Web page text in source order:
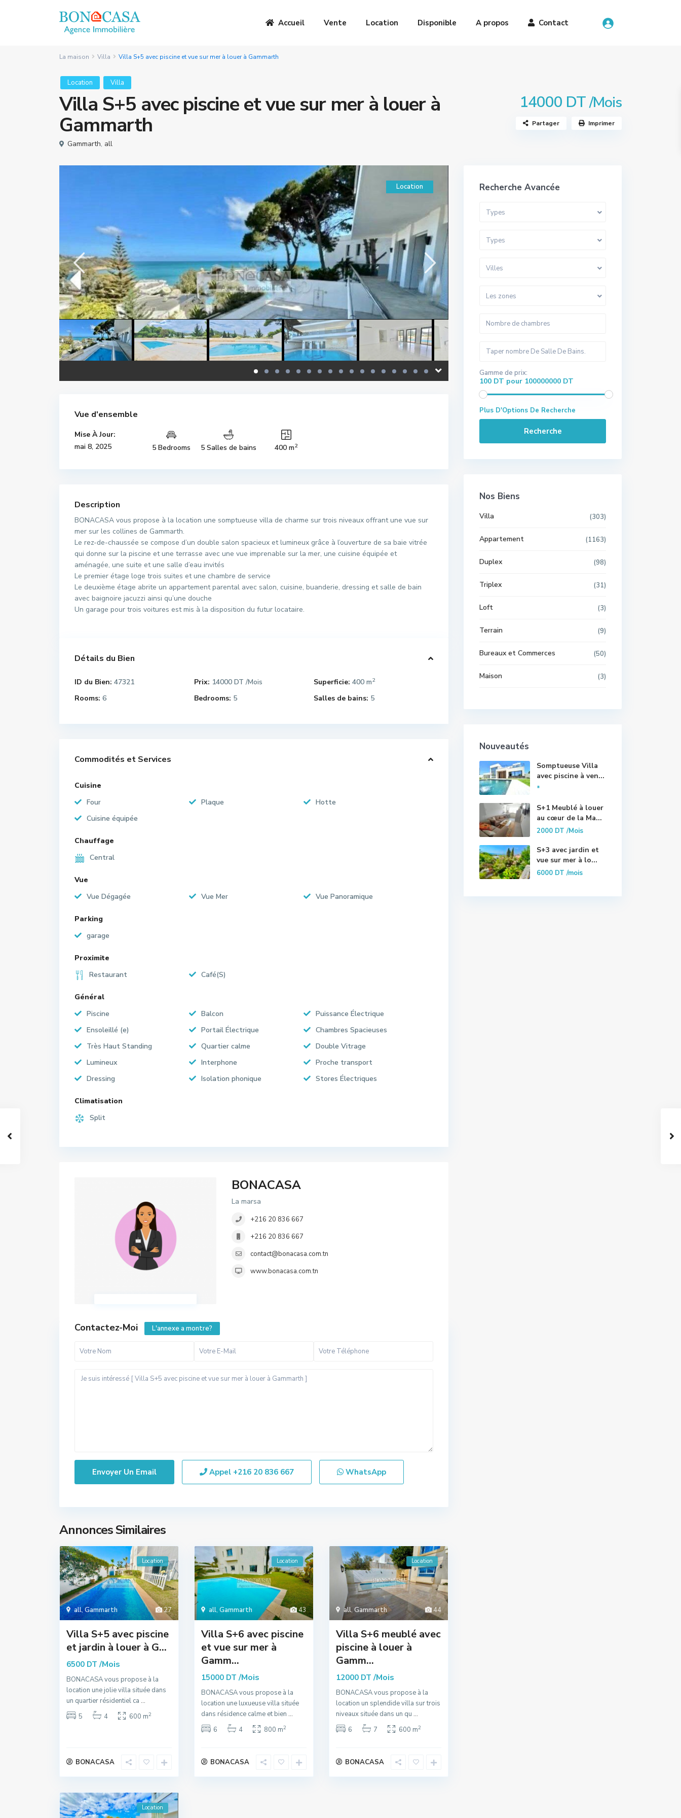
Accueil Vente Location Disponible A propos Contact
La maison Villa Villa S+5 avec piscine et vue sur mer à louer à Gammarth
Location Villa
Villa S+5 avec piscine et vue sur mer à louer à
Gammarth
14000 DT/Mois
Gammarth, all
Partager Imprimer
Location
Vue d'ensemble
Mise À Jour:
mai 8, 2025
5 Bedrooms 5 Salles de bains 400 m2
Description
BONACASA vous propose à la location une somptueuse villa de charme sur trois niveaux offrant une vue sur
mer sur les collines de Gammarth.
Le rez-de-chaussée se compose d’un double salon spacieux et lumineux grâce à l’ouverture de sa baie vitrée
qui donne sur la piscine et une terrasse avec une vue imprenable sur la mer, une cuisine équipée et
aménagée, une suite et une salle d’eau invités
Le premier étage loge trois suites et une chambre de service
Le deuxième étage abrite un appartement parental avec salon, cuisine, buanderie, dressing et salle de bain
avec baignoire jacuzzi ainsi qu’une douche
Un garage pour trois voitures est mis à la disposition du futur locataire.
Détails du Bien
ID du Bien: 47321 Prix: 14000 DT /Mois Superficie: 400 m2
Rooms: 6 Bedrooms: 5 Salles de bains: 5
Commodités et Services
Cuisine
Four
Plaque
Hotte
Cuisine équipée
Chauffage
Central
Vue
Vue Dégagée
Vue Mer Vue Panoramique
Parking
garage
Proximite
Restaurant
Café(S)
Général
Piscine
Balcon
Puissance Électrique
Ensoleillé (e)
Portail Électrique
Chambres Spacieuses
Très Haut Standing
Quartier calme
Double Vitrage
Lumineux
Interphone
Proche transport
Dressing
Isolation phonique Stores Électriques
Climatisation
Split
BONACASA
La marsa
+216 20 836 667
+216 20 836 667
contact@bonacasa.com.tn
www.bonacasa.com.tn
Contactez-Moi L'annexe a montre?
Appel +216 20 836 667 WhatsApp
Annonces Similaires
27
all,Gammarth
Location
Villa S+5 avec piscine
et jardin à louer à G...
6500 DT/Mois
BONACASA vous propose à la
location une jolie villa située dans
un quartier résidentiel ca ...
5
4 600 m2
BONACASA
43
all, Gammarth
Location
Villa S+6 avec piscine
et vue sur mer à
Gamm...
15000 DT/Mois
BONACASA vous propose à la
location une luxueuse villa située
dans résidence calme et bien ...
6
4 800 m2
BONACASA
44
all,Gammarth
Location
Villa S+6 meublé avec
piscine à louer à
Gamm...
12000 DT/Mois
BONACASA vous propose à la
location un splendide villa sur trois
niveaux située dans un qu ...
6
7 600 m2
BONACASA
Location
Recherche Avancée
Types
Types
Villes
Les zones
Gamme de prix:
100 DT pour 100000000 DT
Plus D'Options De Recherche
Recherche
Nos Biens
Villa (303)
Appartement (1163)
Duplex (98)
Triplex (31)
Loft (3)
Terrain (9)
Bureaux et Commerces (50)
Maison (3)
Nouveautés
Somptueuse Villa
avec piscine à ven...
*
S+1 Meublé à louer
au cœur de la Ma...
2000 DT/Mois
S+3 avec jardin et
vue sur mer à lo...
6000 DT/mois